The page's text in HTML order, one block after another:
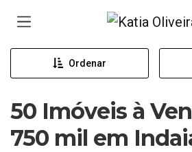
Página inicial
Ordenar
50 Imóveis à
750 mil em